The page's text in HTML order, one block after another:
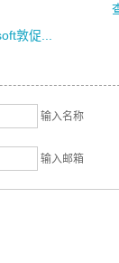
敦促...
输入名称
输入邮箱